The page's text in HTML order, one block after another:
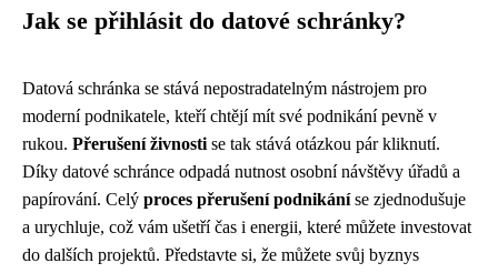
Jak se přihlásit do datové schránky?
Datová schránka se stává nepostradatelným nástrojem pro
moderní podnikatele, kteří chtějí mít své podnikání pevně v
rukou. Přerušení živnosti se tak stává otázkou pár kliknutí.
Díky datové schránce odpadá nutnost osobní návštěvy úřadů a
papírování. Celý proces přerušení podnikáníse zjednodušuje
a urychluje, což vám ušetří čas i energii, které můžete investovat
do dalších projektů. Představte si, že můžete svůj byznys